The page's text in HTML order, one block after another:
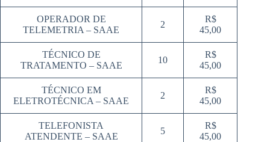
OPERADOR DE
TELEMETRIA – SAAE
2
R$
45,00
TÉCNICO DE
TRATAMENTO – SAAE
10
R$
45,00
TÉCNICO EM
ELETROTÉCNICA – SAAE
2
R$
45,00
TELEFONISTA
ATENDENTE – SAAE
5
R$
45,00